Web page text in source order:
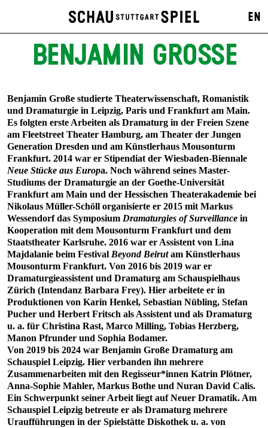
EN
BENJAMIN GROSSE
Benjamin Große studierte Theaterwissenschaft, Romanistik
und Dramaturgie in Leipzig, Paris und Frankfurt am Main.
Es folgten erste Arbeiten als Dramaturg in der Freien Szene
am Fleetstreet Theater Hamburg, am Theater der Jungen
Generation Dresden und am Künstlerhaus Mousonturm
Frankfurt. 2014 war er Stipendiat der Wiesbaden-Biennale
Neue Stücke aus Europa. Noch während seines Master-
Studiums der Dramaturgie an der Goethe-Universität
Frankfurt am Main und der Hessischen Theaterakademie bei
Nikolaus Müller-Schöll organisierte er 2015 mit Markus
Wessendorf das Symposium Dramaturgies of Surveillance in
Kooperation mit dem Mousonturm Frankfurt und dem
Staatstheater Karlsruhe. 2016 war er Assistent von Lina
Majdalanie beim Festival Beyond Beirutam Künstlerhaus
Mousonturm Frankfurt. Von 2016 bis 2019 war er
Dramaturgieassistent und Dramaturg am Schauspielhaus
Zürich (Intendanz Barbara Frey). Hier arbeitete er in
Produktionen von Karin Henkel, Sebastian Nübling, Stefan
Pucher und Herbert Fritsch als Assistent und als Dramaturg
u. a. für Christina Rast, Marco Milling, Tobias Herzberg,
Manon Pfrunder und Sophia Bodamer.
Von 2019 bis 2024 war Benjamin Große Dramaturg am
Schauspiel Leipzig. Hier verbanden ihn mehrere
Zusammenarbeiten mit den Regisseur*innen Katrin Plötner,
Anna-Sophie Mahler, Markus Bothe und Nuran David Calis.
Ein Schwerpunkt seiner Arbeit liegt auf Neuer Dramatik. Am
Schauspiel Leipzig betreute er als Dramaturg mehrere
Uraufführungen in der Spielstätte Diskothek u. a. von